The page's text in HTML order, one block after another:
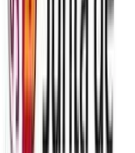
máximo del 75% del
máximo de 500
máximo será del
máximo de 300
recomienda su
si se celebran